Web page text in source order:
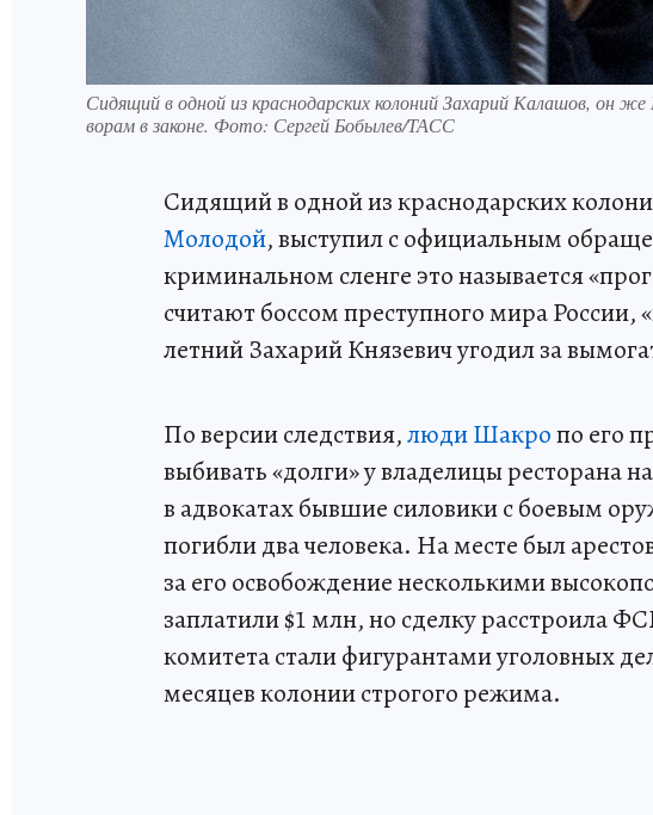
Сидящий в одной из краснодарских колоний Захарий Калашов, он
ворам в законе. Фото: Сергей Бобылев/ТАСС
Сидящий в одной из краснодарских
Молодой, выступил с официальным
криминальном сленге это называется
считают боссом преступного мира
летний Захарий Князевич угодил за
По версии следствия,люди Шакропо его
выбивать «долги» у владелицы ресторана
в адвокатах бывшие силовики с боевым
погибли два человека. На месте был
за его освобождение несколькими
заплатили $1 млн, но сделку расстроила
комитета стали фигурантами уголовных
месяцев колонии строгого режима.